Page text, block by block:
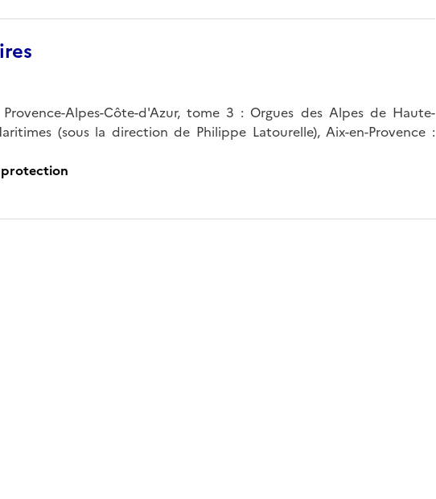
Alpes-Côte-d'Azur, tome 3 : Orgues des Alpes de Haute-
(sous la direction de Philippe Latourelle), Aix-en-Provence :
protection